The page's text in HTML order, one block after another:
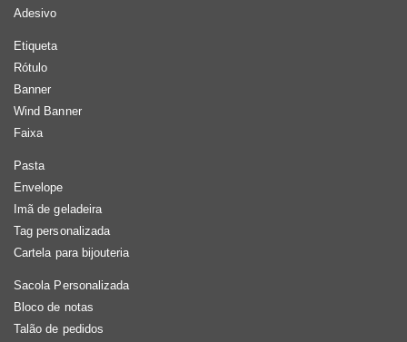
Adesivo
Etiqueta
Rótulo
Banner
Wind Banner
Faixa
Pasta
Envelope
Imã de geladeira
Tag personalizada
Cartela para bijouteria
Sacola Personalizada
Bloco de notas
Talão de pedidos